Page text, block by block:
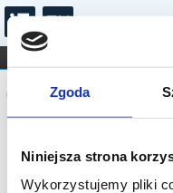
Zgoda
Niniejsza strona
Wykorzystujemy pliki
FILHARMONIA
DLA DZIECI
Komunikat
Sprzedaż
została